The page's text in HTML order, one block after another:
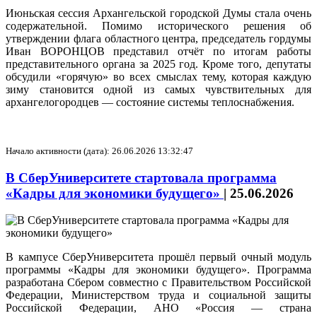
Июньская сессия Архангельской городской Думы стала очень
содержательной. Помимо исторического решения об
утверждении флага областного центра, председатель гордумы
Иван ВОРОНЦОВ представил отчёт по итогам работы
представительного органа за 2025 год. Кроме того, депутаты
обсудили «горячую» во всех смыслах тему, которая каждую
зиму становится одной из самых чувствительных для
архангелогородцев — состояние системы теплоснабжения.
Начало активности (дата): 26.06.2026 13:32:47
В СберУниверситете стартовала программа
«Кадры для экономики будущего» | 25.06.2026
В кампусе СберУниверситета прошёл первый очный модуль
программы «Кадры для экономики будущего». Программа
разработана Сбером совместно с Правительством Российской
Федерации, Министерством труда и социальной защиты
Российской Федерации, АНО «Россия — страна